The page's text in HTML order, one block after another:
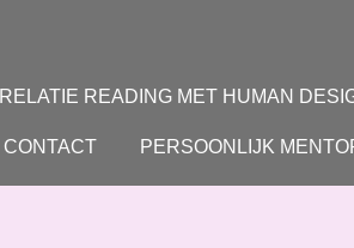
RELATIE READING MET HUMAN
CONTACT PERSOONLIJK